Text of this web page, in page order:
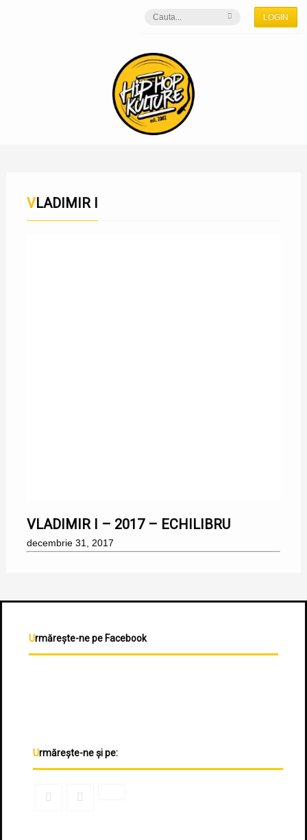
LOGIN
VLADIMIR I
VLADIMIR I – 2017 – ECHILIBRU
decembrie 31, 2017
Urmărește-ne pe Facebook
Urmărește-ne și pe: